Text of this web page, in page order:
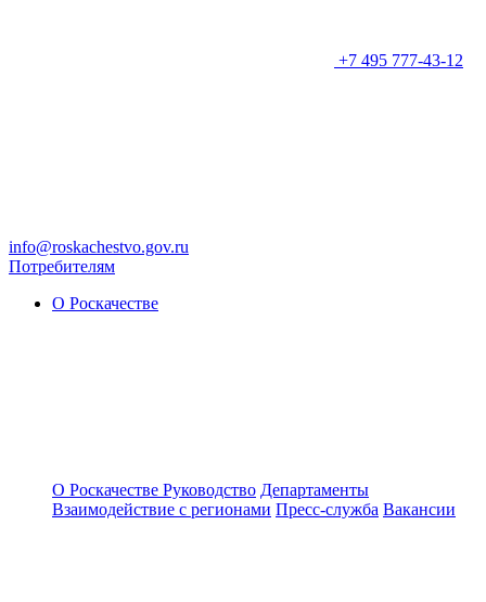
+7 495 777-43-12
info@roskachestvo.gov.ru
Потребителям
О Роскачестве
О Роскачестве Руководство Департаменты
Взаимодействие с регионами Пресс-служба Вакансии